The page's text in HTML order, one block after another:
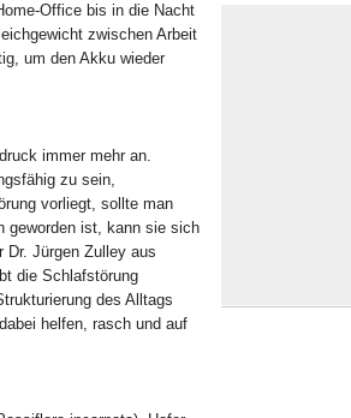
Office bis in die Nacht
zwischen Arbeit
um den Akku wieder
immer mehr an.
zu sein,
vorliegt, sollte man
geworden ist, kann sie sich
Jürgen Zulley aus
die Schlafstörung
des Alltags
helfen, rasch und auf